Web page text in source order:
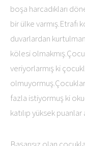
boşa harcadıkları
bir ülke
duvarlardan
kölesi
veriyorlarmış ki
olmuyormuş.Çocuklar
fazla istiyormuş ki
katılıp yüksek puanlar